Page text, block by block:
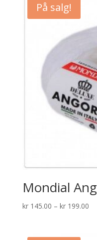
På salg!
Mondial
kr145.00 – kr199.00